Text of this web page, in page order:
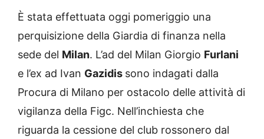
È stata effettuata oggi pomeriggio una
perquisizione della Giardia di finanza nella
sede del Milan. L’ad del Milan Giorgio Furlani
e l’ex ad Ivan Gazidis sono indagati dalla
Procura di Milano per ostacolo delle attività di
vigilanza della Figc. Nell’inchiesta che
riguarda la cessione del club rossonero dal